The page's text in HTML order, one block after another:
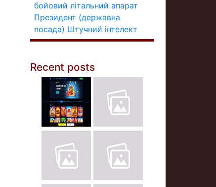
бойовий літальний апарат
Президент (державна
посада) Штучний інтелект
Recent posts